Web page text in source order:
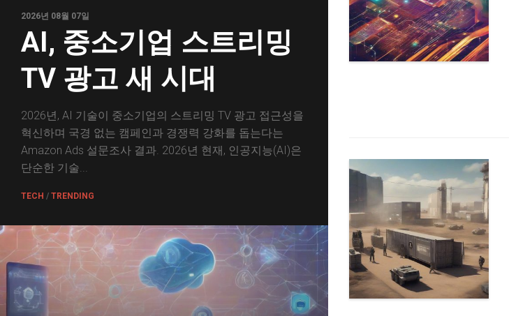
2026년 08월 07일
AI, 중소기업 스트리밍
TV 광고 새 시대
2026년, AI 기술이 중소기업의 스트리밍 TV 광고 접근성을
혁신하며 국경 없는 캠페인과 경쟁력 강화를 돕는다는
Amazon Ads 설문조사 결과. 2026년 현재, 인공지능(AI)은
단순한 기술...
TECH / TRENDING